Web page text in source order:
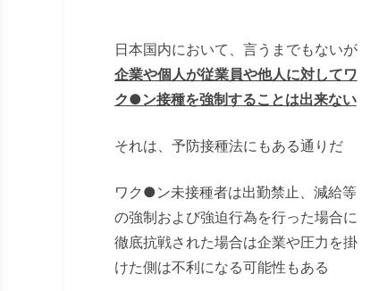
日本国内において、言うまでもないが
企業や個人が従業員や他人に対してワ
ク●ン接種を強制することは出来ない
それは、予防接種法にもある通りだ
ワク ●ン未接種者は出勤禁止、減給等
の強制および強迫行為を行った場合に
徹底抗戦された場合は企業や圧力を掛
けた側は不利になる可能性もある